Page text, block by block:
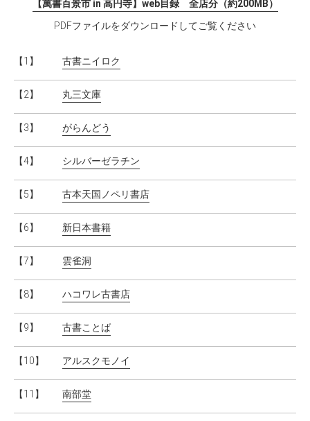
【萬書百景市 in 高円寺】web目録 全店分（約200MB）
PDFファイルをダウンロードしてご覧ください
【1】 古書ニイロク
【2】 丸三文庫
【3】 がらんどう
【4】 シルバーゼラチン
【5】 古本天国ノペリ書店
【6】 新日本書籍
【7】 雲雀洞
【8】 ハコワレ古書店
【9】 古書ことば
【10】 アルスクモノイ
【11】 南部堂